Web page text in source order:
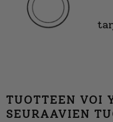
TUOTTEEN VOI
SEURAAVIEN